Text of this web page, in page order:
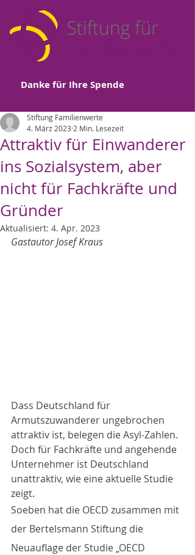
Danke für Ihre Spende
Attraktiv für Einwanderer
ins Sozialsystem, aber
nicht für Fachkräfte und
Gründer
Stiftung Familienwerte
4. März 2023 2 Min. Lesezeit
Aktualisiert: 4. Apr. 2023
Gastautor Josef Kraus
Dass Deutschland für
Armutszuwanderer ungebrochen
attraktiv ist, belegen die Asyl-Zahlen.
Doch für Fachkräfte und angehende
Unternehmer ist Deutschland
unattraktiv, wie eine aktuelle Studie
zeigt.
Soeben hat die OECD zusammen mit
der Bertelsmann Stiftung die
Neuauflage der Studie „OECD